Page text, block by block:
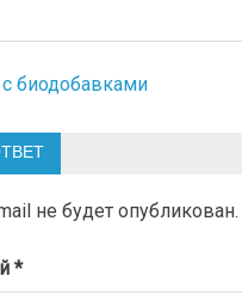
биодобавками
не будет опубликован.
*